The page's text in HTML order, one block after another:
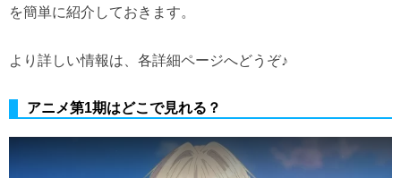
を簡単に紹介しておきます。
より詳しい情報は、各詳細ページへどうぞ♪
アニメ第1期はどこで見れる？